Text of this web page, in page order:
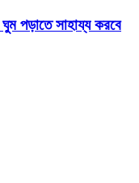
পড়াতে সাহায্য করবে